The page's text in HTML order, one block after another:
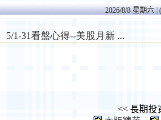
2026/8/8 星期六
<< 長期投